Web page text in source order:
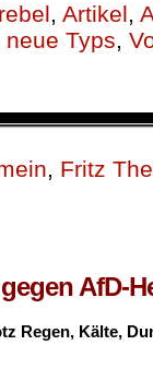
, Artikel,
neue Typs,
, Fritz
AfD-
Regen, Kälte,